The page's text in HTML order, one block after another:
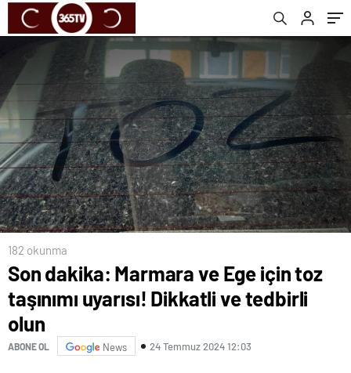
182 okunma
Son dakika: Marmara ve Ege için toz
taşınımı uyarısı! Dikkatli ve tedbirli
olun
ABONE OL News 24 Temmuz 2024 12:03